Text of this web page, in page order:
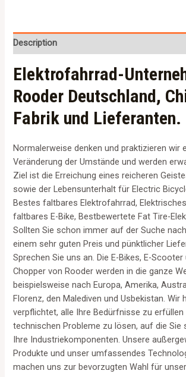
Description
Elektrofahrrad-
Rooder Deutschland,
Fabrik und Lieferanten.
Normalerweise denken und praktizieren wir
Veränderung der Umstände und werden
Ziel ist die Erreichung eines reicheren
sowie der Lebensunterhalt für Electric
Bestes faltbares Elektrofahrrad,
faltbares E-Bike, Bestbewertete Fat Tire-
Sollten Sie schon immer auf der Suche
einem sehr guten Preis und pünktlicher
Sprechen Sie uns an. Die E-Bikes, E-
Chopper von Rooder werden in die ganze
beispielsweise nach Europa, Amerika,
Florenz, den Malediven und Usbekistan. Wir
verpflichtet, alle Ihre Bedürfnisse zu erfüllen
technischen Probleme zu lösen, auf die Sie
Ihre Industriekomponenten. Unsere
Produkte und unser umfassendes
machen uns zur bevorzugten Wahl für